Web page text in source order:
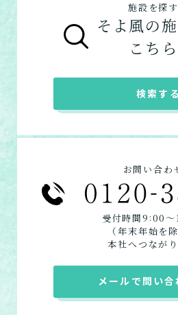
グループホームの特徴
シニア向けマンションの
在宅系サービス
：自宅か
定期巡回
施設を探す
そよ風の
こち
検索する
お問い合わ
受付時間9 :00〜
（年末年始を除
本社へつなが
メールで問い合